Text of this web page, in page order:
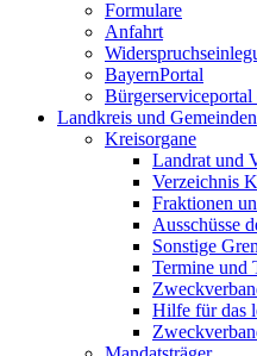
Formulare
Anfahrt
BayernPortal
Bürgerserviceportal
Landkreis und Gemeinden
Kreisorgane
Landrat und
Verzeichnis
Fraktionen
Ausschüsse
Sonstige
Termine und
Hilfe für das